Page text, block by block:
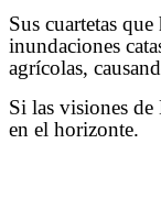
Sus cuartetas
inundaciones
agrícolas,
Si las visiones
en el horizonte.